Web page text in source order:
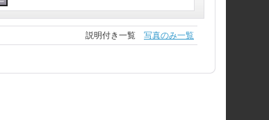
説明付き一覧 写真のみ一覧